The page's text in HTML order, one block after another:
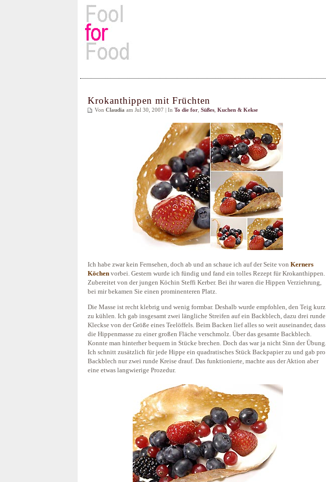
Krokanthippen mit Früchten
Von Claudia am Jul 30, 2007 | In To die for Süßes Kuchen & Kekse
Ich habe zwar kein Fernsehen, doch ab und an schaue ich auf der Seite von Kerners
Köchen vorbei. Gestern wurde ich fündig und fand ein tolles Rezept für Krokanthippen.
Zubereitet von der jungen Köchin Steffi Kerber. Bei ihr waren die Hippen Verziehrung,
bei mir bekamen Sie einen prominenteren Platz.
Die Masse ist recht klebrig und wenig formbar. Deshalb wurde empfohlen, den Teig kurz
zu kühlen. Ich gab insgesamt zwei längliche Streifen auf ein Backblech, dazu drei runde
Kleckse von der Größe eines Teelöffels. Beim Backen lief alles so weit auseinander, dass
die Hippenmasse zu einer großen Fläche verschmolz. Über das gesamte Backblech.
Konnte man hinterher bequem in Stücke brechen. Doch das war ja nicht Sinn der Übung.
Ich schnitt zusätzlich für jede Hippe ein quadratisches Stück Backpapier zu und gab pro
Backblech nur zwei runde Kreise drauf. Das funktionierte, machte aus der Aktion aber
eine etwas langwierige Prozedur.